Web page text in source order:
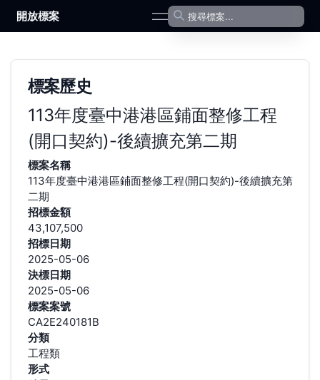
開放標案 open navigation menu
標案歷史
113年度臺中港港區鋪面整修工程
(開口契約)-後續擴充第二期
標案名稱
113年度臺中港港區鋪面整修工程(開口契約)-後續擴充第
二期
招標金額
43,107,500
招標日期
2025-05-06
決標日期
2025-05-06
標案案號
CA2E240181B
分類
工程類
形式